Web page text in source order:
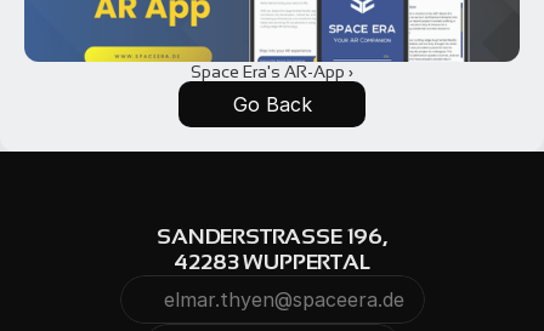
Space Era's AR-App ›
Go Back
SANDERSTRASSE 196,
42283 WUPPERTAL
Kopieren
elmar.thyen@spaceera.de